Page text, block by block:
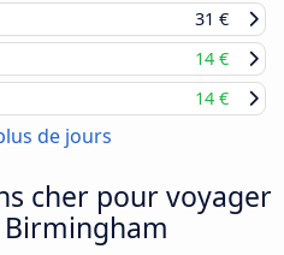
31 €
14 €
14 €
de jours
cher pour voyager